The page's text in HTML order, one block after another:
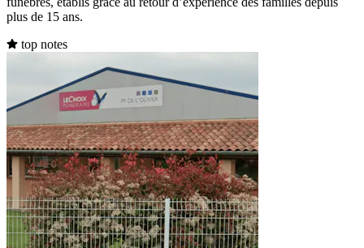
plus de 15 ans.
top notes